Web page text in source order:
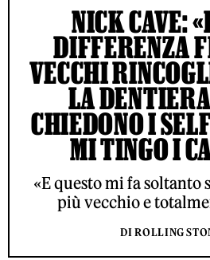
NICK CAVE:
DIFFERENZA
VECCHI
LA
CHIEDONO I
MI TINGO I
«E questo mi fa soltanto
più vecchio e
DI ROLLING